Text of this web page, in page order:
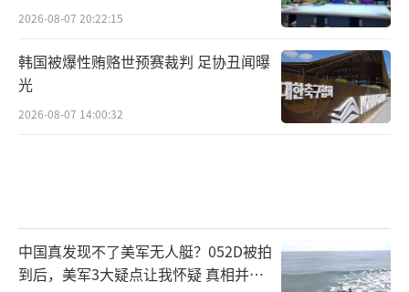
2026-08-07 20:22:15
韩国被爆性贿赂世预赛裁判 足协丑闻曝
光
2026-08-07 14:00:32
中国真发现不了美军无人艇？052D被拍
到后，美军3大疑点让我怀疑 真相并非